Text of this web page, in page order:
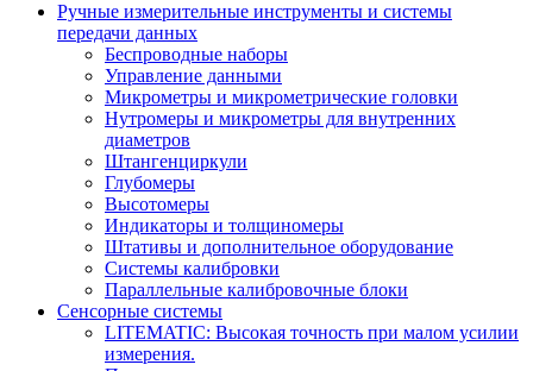
Ручные измерительные инструменты и системы
передачи данных
Беспроводные наборы
Управление данными
Микрометры и микрометрические головки
Нутромеры и микрометры для внутренних
диаметров
Штангенциркули
Глубомеры
Высотомеры
Индикаторы и толщиномеры
Штативы и дополнительное оборудование
Системы калибровки
Параллельные калибровочные блоки
Сенсорные системы
LITEMATIC: Высокая точность при малом усилии
измерения.